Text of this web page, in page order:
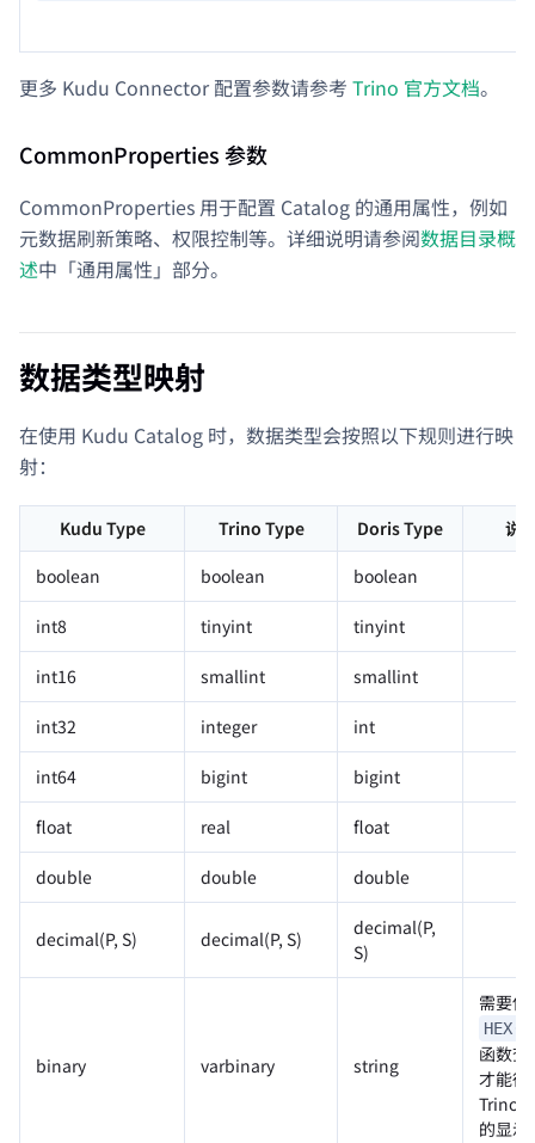
更多 Kudu Connector 配置参数请参考 Trino 官方文档。
CommonProperties 参数
CommonProperties 用于配置 Catalog 的通用属性，例如
元数据刷新策略、权限控制等。详细说明请参阅数据目录概
述中「通用属性」部分。
数据类型映射
在使用 Kudu Catalog 时，数据类型会按照以下规则进行映
射：
Kudu Type Trino Type Doris Type
说
boolean
boolean boolean
int8 tinyint tinyint
int16 smallint smallint
int32 integer int
int64 bigint bigint
float real float
double double double
decimal(P, S) decimal(P, S)
decimal(P,
S)
binary varbinary string
需要使
函数查
才能得
Trino
的显示